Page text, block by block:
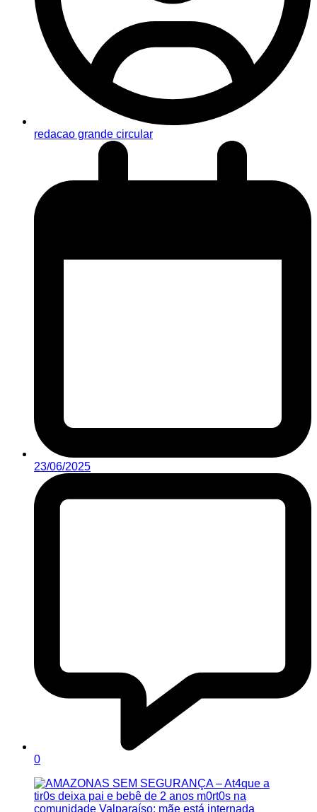
redacao grande circular
23/06/2025
0